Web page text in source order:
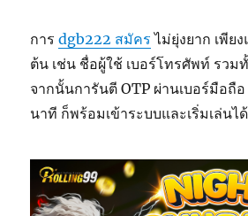
การdgb222 สมัคร ไม่ยุ่งยาก เพีย
ต้น เช่น ชื่อผู้ใช้ เบอร์โทรศัพท์ รวม
จากนั้นการันตี OTP ผ่านเบอร์มือถือ
นาที ก็พร้อมเข้าระบบและเริ่มเล่นไ